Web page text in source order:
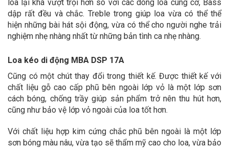
loa lại khá vượt trội hơn so với các dòng loa cùng cỡ, Bass
dập rất đều và chắc. Treble trong giúp loa vừa có thể thể
hiện những bài hát sội động, vừa có thể cho người nghe trải
nghiệm nhẹ nhàng nhất từ những bản tình ca nhẹ nhàng.
Loa kéo di động MBA DSP 17A
Cũng có một chút thay đổi trong thiết kế. Được thiết kế với
chất liệu gỗ cao cấp phũ bên ngoài lớp vỏ là một lớp sơn
cách bóng, chống trầy giúp sản phẩm trở nên thu hút hơn,
cũng như bảo vệ lớp vỏ ngoài của loa tốt hơn.
Với chất liệu hợp kim cứng chắc phũ bên ngoài là một lớp
sơn bóng màu nâu, vừa tạo sẽ thẩm mỹ cao cho loa, vừa bảo